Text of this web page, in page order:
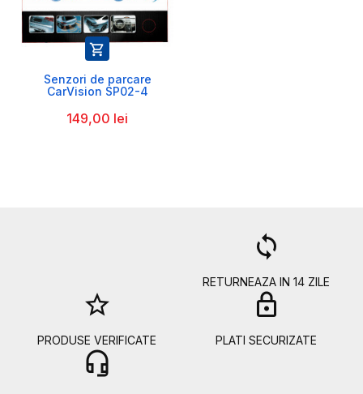

Senzori de parcare
CarVision SP02-4
149,00 lei
loop
RETURNEAZA IN 14 ZILE
star_border
PRODUSE VERIFICATE
lock
PLATI SECURIZATE
headset_mic